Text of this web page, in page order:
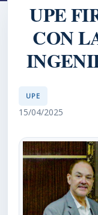
UPE
CON
UPE
15/04/2025